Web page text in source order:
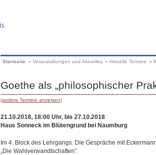
Startseite » Veranstaltungen und Aktuelles » Aktuelle Termine »
Goethe als „philosophischer
(andere Termine anzeigen)
21.10.2018, 18:00 Uhr, bis 27.10.2018
Haus Sonneck im Blütengrund bei Naumburg
Im 4. Block des Lehrgangs: Die Gespräche mit
„Die Wahlverwandtschaften”.